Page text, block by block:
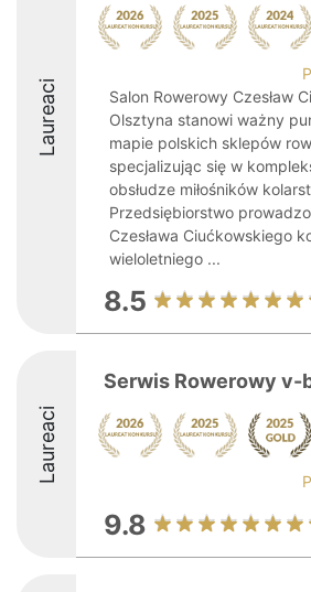
Laureaci
Salon Rowerowy Czesław
Olsztyna stanowi ważny
mapie polskich sklepów
specjalizując się w
obsłudze miłośników
Przedsiębiorstwo
Czesława Ciućkowskiego
wieloletniego ...
8.5
Laureaci
Serwis Rowerowy v-
9.8